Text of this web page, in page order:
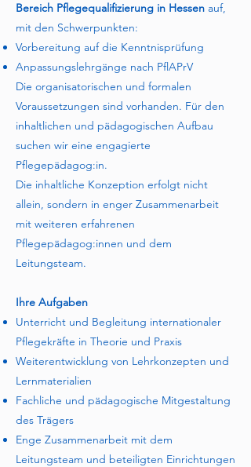
Bereich Pflegequalifizierung in Hessen auf,
mit den Schwerpunkten:
Vorbereitung auf die Kenntnisprüfung
Anpassungslehrgänge nach PflAPrV
Die organisatorischen und formalen
Voraussetzungen sind vorhanden. Für den
inhaltlichen und pädagogischen Aufbau
suchen wir eine engagierte
Pflegepädagog:in.
Die inhaltliche Konzeption erfolgt nicht
allein, sondern in enger Zusammenarbeit
mit weiteren erfahrenen
Pflegepädagog:innen und dem
Leitungsteam.
Ihre Aufgaben
Unterricht und Begleitung internationaler
Pflegekräfte in Theorie und Praxis
Weiterentwicklung von Lehrkonzepten und
Lernmaterialien
Fachliche und pädagogische Mitgestaltung
des Trägers
Enge Zusammenarbeit mit dem
Leitungsteam und beteiligten Einrichtungen